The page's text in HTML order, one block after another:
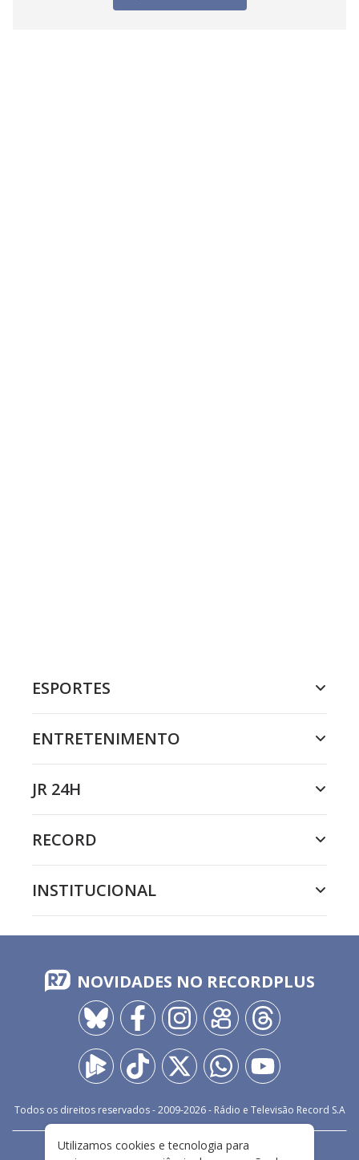
ESPORTES
ENTRETENIMENTO
JR 24H
RECORD
INSTITUCIONAL
NOVIDADES NO RECORDPLUS
Todos os direitos reservados - 2009-2026- Rádio e Televisão Record S.A
FALE CONOSCO PRIVACIDADE
Utilizamos cookies e tecnologia para